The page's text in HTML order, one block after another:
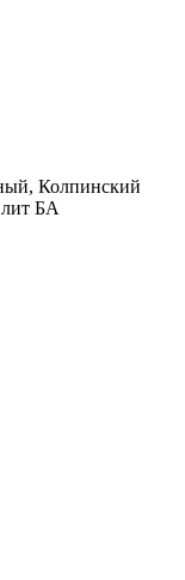
Колпинский
лит БА